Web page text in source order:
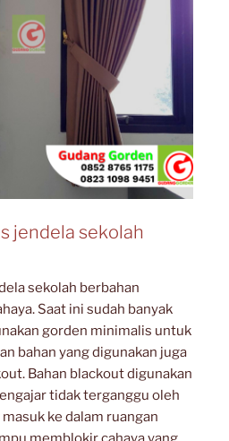
jendela sekolah
sekolah berbahan
Saat ini sudah banyak
gorden minimalis untuk
bahan yang digunakan juga
Bahan blackout digunakan
tidak terganggu oleh
ke dalam ruangan